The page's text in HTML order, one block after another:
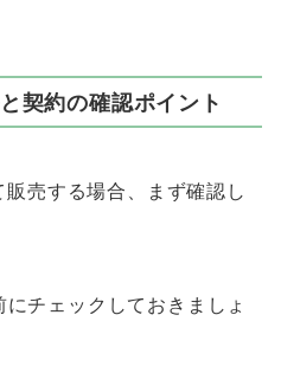
契約の確認ポイント
販売する場合、まず確認し
チェックしておきましょ